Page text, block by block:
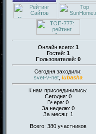
Онлайн всего: 1
Гостей: 1
Пользователей: 0
Сегодня заходили:
svet-v-net, lubasha
К нам присоединились:
Сегодня: 0
Вчера: 0
За неделю: 0
За месяц: 1
Всего: 380 участников